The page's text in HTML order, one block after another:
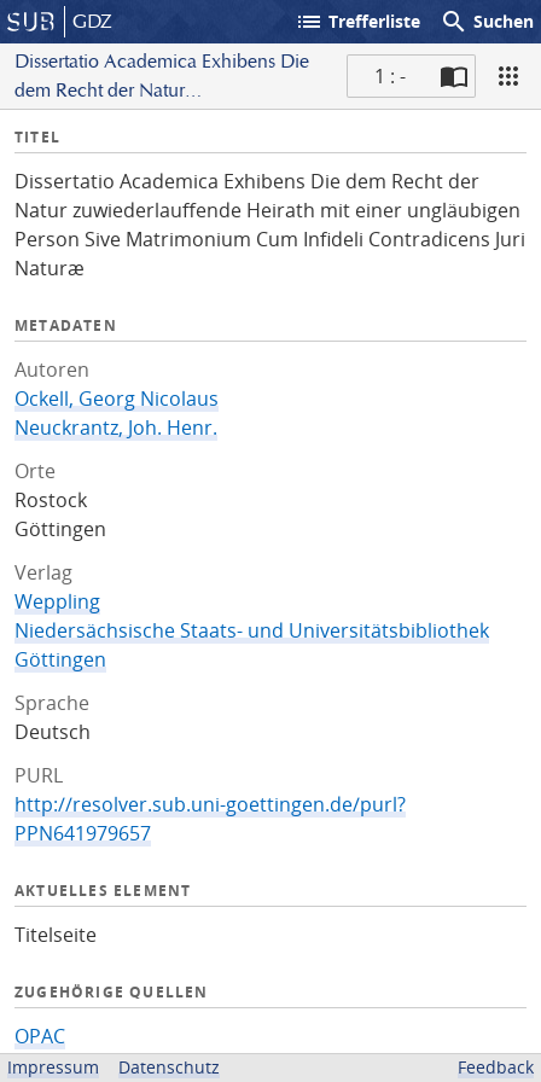
GDZ list Trefferliste search Suchen
Dissertatio Academica Exhibens Die
dem Recht der Natur
ungläubigen Person Sive Matrimonium
Cum Infideli Contradicens Juri Naturæ
1 : -
I
f
o
TITEL
Dissertatio Academica Exhibens Die dem Recht der
Natur zuwiederlauffende Heirath mit einer ungläubigen
Person Sive Matrimonium Cum Infideli Contradicens Juri
Naturæ
METADATEN
Autoren
Ockell, Georg Nicolaus
Neuckrantz, Joh. Henr.
Orte
Rostock
Göttingen
Verlag
Weppling
Niedersächsische Staats- und Universitätsbibliothek
Göttingen
Sprache
Deutsch
PURL
http://resolver.sub.uni-goettingen.de/purl?
PPN641979657
AKTUELLES ELEMENT
Titelseite
ZUGEHÖRIGE QUELLEN
OPAC
Impressum Datenschutz Feedback